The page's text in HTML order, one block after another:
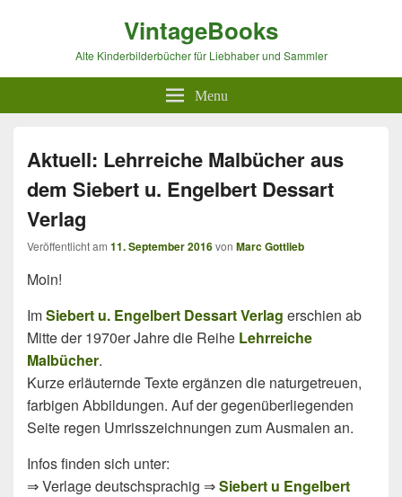
VintageBooks
Alte Kinderbilderbücher für Liebhaber und Sammler
Menu
Aktuell: Lehrreiche Malbücher aus
dem Siebert u. Engelbert Dessart
Verlag
Veröffentlicht am 11. September 2016von Marc Gottlieb
Moin!
ImSiebert u. Engelbert Dessart Verlag erschien ab
Mitte der 1970er Jahre die Reihe Lehrreiche
Malbücher.
Kurze erläuternde Texte ergänzen die naturgetreuen,
farbigen Abbildungen. Auf der gegenüberliegenden
Seite regen Umrisszeichnungen zum Ausmalen an.
Infos finden sich unter:
⇒ Verlage deutschsprachig ⇒Siebert u Engelbert